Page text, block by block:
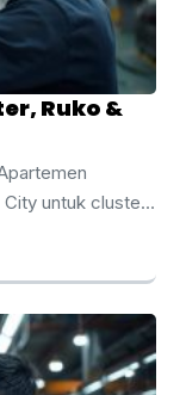
Ruko &
untuk cluster,
di
perumahan,
hingga pusat